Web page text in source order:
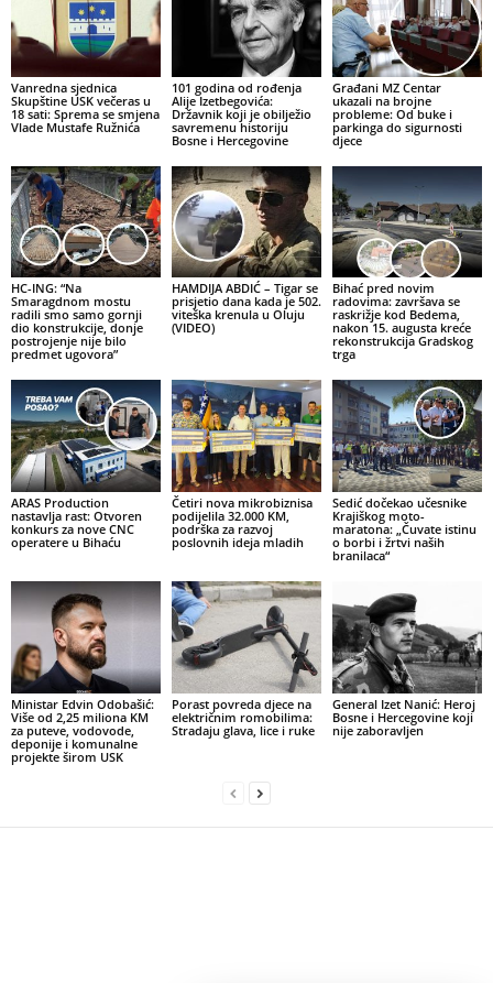
Vanredna sjednica
Skupštine USK večeras u
18 sati: Sprema se smjena
Vlade Mustafe Ružnića
101 godina od rođenja
Alije Izetbegovića:
Državnik koji je obilježio
savremenu historiju
Bosne i Hercegovine
Građani MZ Centar
ukazali na brojne
probleme: Od buke i
parkinga do sigurnosti
djece
HC-ING: “Na
Smaragdnom mostu
radili smo samo gornji
dio konstrukcije, donje
postrojenje nije bilo
predmet ugovora”
HAMDIJA ABDIĆ – Tigar se
prisjetio dana kada je 502.
viteška krenula u Oluju
(VIDEO)
Bihać pred novim
radovima: završava se
raskrižje kod Bedema,
nakon 15. augusta kreće
rekonstrukcija Gradskog
trga
ARAS Production
nastavlja rast: Otvoren
konkurs za nove CNC
operatere u Bihaću
Četiri nova mikrobiznisa
podijelila 32.000 KM,
podrška za razvoj
poslovnih ideja mladih
Sedić dočekao učesnike
Krajiškog moto-
maratona: „Čuvate istinu
o borbi i žrtvi naših
branilaca“
Ministar Edvin Odobašić:
Više od 2,25 miliona KM
za puteve, vodovode,
deponije i komunalne
projekte širom USK
Porast povreda djece na
električnim romobilima:
Stradaju glava, lice i ruke
General Izet Nanić: Heroj
Bosne i Hercegovine koji
nije zaboravljen